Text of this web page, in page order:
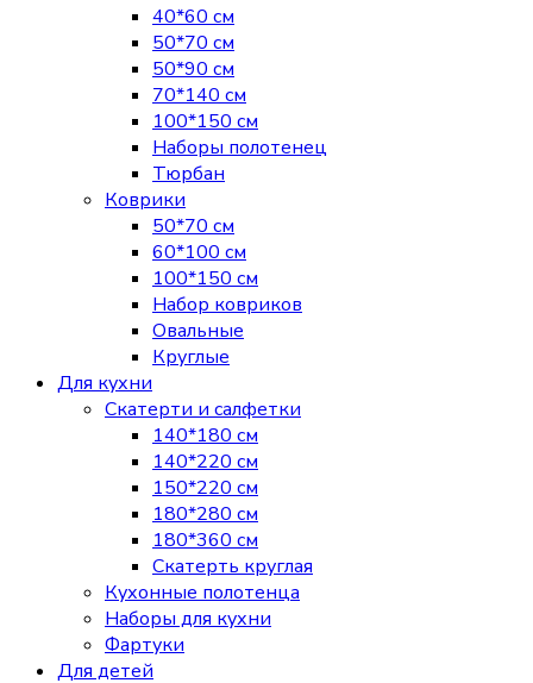
40*60 см
50*70 см
50*90 см
70*140 см
100*150 см
Наборы полотенец
Тюрбан
Коврики
50*70 см
60*100 см
100*150 см
Набор ковриков
Овальные
Круглые
Для кухни
Скатерти и салфетки
140*180 см
140*220 см
150*220 см
180*280 см
180*360 см
Скатерть круглая
Кухонные полотенца
Наборы для кухни
Фартуки
Для детей